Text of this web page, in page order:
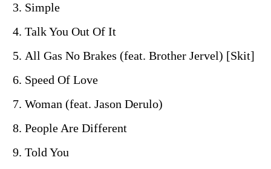
Simple
Talk You Out Of It
All Gas No Brakes (feat. Brother Jervel) [Skit]
Speed Of Love
Woman (feat. Jason Derulo)
People Are Different
Told You